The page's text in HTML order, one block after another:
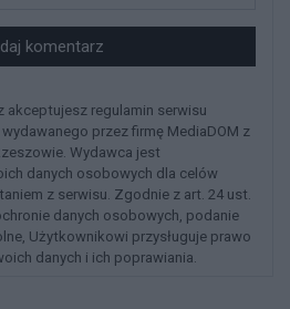
komentarz
akceptujesz regulamin serwisu
przez firmę MediaDOM z
Wydawca jest
danych osobowych dla celów
z serwisu. Zgodnie z art. 24 ust.
danych osobowych, podanie
Użytkownikowi przysługuje prawo
danych i ich poprawiania.